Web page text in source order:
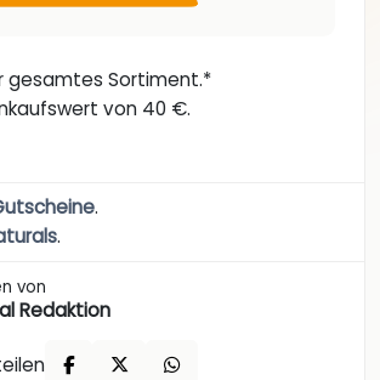
gesamtes Sortiment.*
von 40 €.
.
.
von
Redaktion